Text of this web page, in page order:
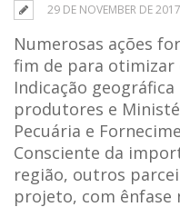
29 DE NOVEMBER DE 2017
Numerosas ações
fim de para otimizar
Indicação
produtores e
Pecuária e
Consciente da
região, outros
projeto, com ênfase